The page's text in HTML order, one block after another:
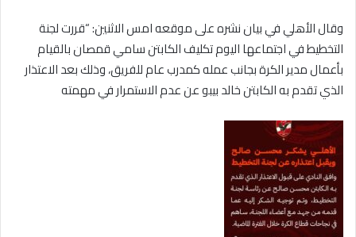
وقال الأهلي في بيان نشره على موقعه امس الاثنين: “قررت لجنة
التخطيط في اجتماعها اليوم تكليف الكابتن سامي قمصان بالقيام
بأعمال مدير الكرة بجانب عمله كمدرب عام للفريق، وذلك بعد الاعتذار
الذي تقدم به الكابتن خالد بيبو عن عدم الاستمرار في مهمته